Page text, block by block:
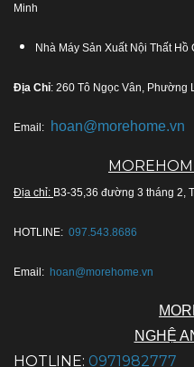
Minh
Nhà Máy Sản Xuất Nội Thất Hồ
Địa Chỉ: 260 Tô Ngọc Vân, Phường
Email: hoan@morehome.vn
Địa chỉ: B3-35,36 đường 3 tháng 2,
HOTLINE: 097.543.8686
Email: hoan@morehome.vn
NGHỆ
HOTLINE: 0971982777